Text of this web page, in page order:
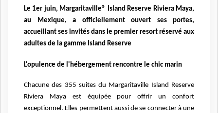
Le 1er juin, Margaritaville® Island Reserve Riviera Maya,
au Mexique, a officiellement ouvert ses portes,
accueillant ses invités dans le premier resort réservé aux
adultes de la gamme Island Reserve
L'opulence de l'hébergement rencontre le chic marin
Chacune des 355 suites du Margaritaville Island Reserve
Riviera Maya est équipée pour offrir un confort
exceptionnel. Elles permettent aussi de se connecter à une